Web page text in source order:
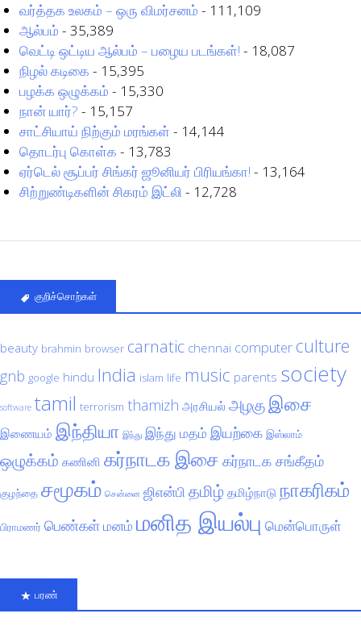
வர்த்தக உலகம் – ஒரு விமர்சனம் - 111,109
ஆல்பம் - 35,389
வெட்டி ஒட்டிய ஆல்பம் – பழைய படங்கள்! - 18,087
நிழல் கடிகை - 15,395
பழக்க ஒழுக்கம் - 15,330
நான் யார்? - 15,157
சாட்சியாய் நிற்கும் மரங்கள் - 14,144
தொடர்பு கொள்க - 13,783
ஏர்டெல் சூப்பர் சிங்கர் ஜூனியர் பிரியங்கா! - 13,164
சிற்றுண்டிகளின் சிகரம் இட்லி - 12,728
குறிச்சொற்கள்
beauty brahmin browser carnatic chennai computer culture
gnb google hindu India islam life music parents society
software tamil terrorism thamizh அரசியல் அழகுஇசை
இணையம் இந்தியா இந்து இந்து மதம் இயற்கை இஸ்லாம்
ஒழுக்கம் கணினி கர்நாடக இசை கர்நாடக சங்கீதம்
குழந்தை சமூகம் சென்னை ஜிஎன்பி தமிழ் தமிழ்நாடு நாகரிகம்
பிராமணர் பெண்கள்மனம் மனித இயல்பு மென்பொருள்
பரண்